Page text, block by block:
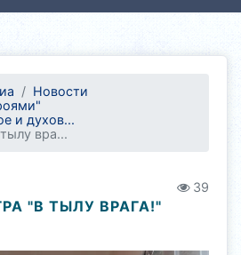
Новости
и духов...
вра...
39
"В ТЫЛУ ВРАГА!"